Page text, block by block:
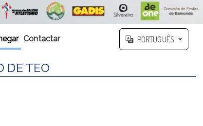
Contactar PORTUGUÊS
DE TEO